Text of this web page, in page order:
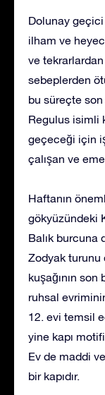
Dolunay
ilham ve
ve
sebeplerden
bu süreçte
Regulus isimli
geçeceği için
çalışan ve
Haftanın
gökyüzündeki
Balık burcuna
Zodyak turunu
kuşağının son
ruhsal
12. evi temsil
yine kapı
Ev de maddi
bir kapıdır.